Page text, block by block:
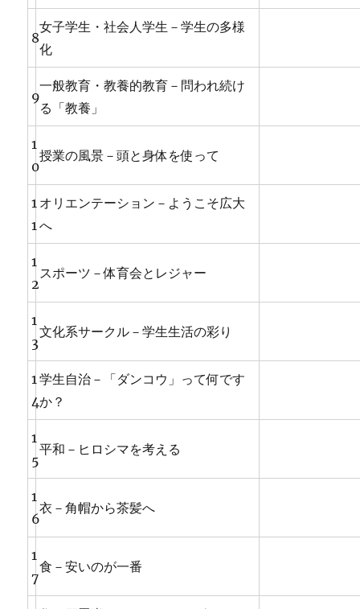
8
女子学生・社会人学生－学生の多様
化
9
一般教育・教養的教育－問われ続け
る「教養」
1
0
授業の風景－頭と身体を使って
1
1
オリエンテーション－ようこそ広大
へ
1
2
スポーツ－体育会とレジャー
1
3
文化系サークル－学生生活の彩り
1
4
学生自治－「ダンコウ」って何です
か？
1
5
平和－ヒロシマを考える
1
6
衣－角帽から茶髪へ
1
7
食－安いのが一番